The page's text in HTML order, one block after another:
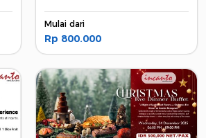
Mulai dari
Rp 800.000